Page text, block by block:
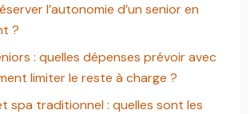
l’autonomie d’un senior en
?
: quelles dépenses prévoir avec
limiter le reste à charge ?
spa traditionnel : quelles sont les